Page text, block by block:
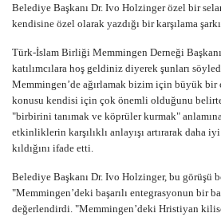
Belediye Başkanı Dr. Ivo Holzinger özel bir
kendisine özel olarak yazdığı bir karşılama
Türk-İslam Birliği Memmingen Derneği
katılımcılara hoş geldiniz diyerek şunları
Memmingen’de ağırlamak bizim için büyük bir
konusu kendisi için çok önemli olduğunu
"birbirini tanımak ve köprüler kurmak"
etkinliklerin karşılıklı anlayışı artırarak daha
kıldığını ifade etti.
Belediye Başkanı Dr. Ivo Holzinger, bu görüşü
"Memmingen’deki başarılı entegrasyonun bir
değerlendirdi. "Memmingen’deki Hristiyan